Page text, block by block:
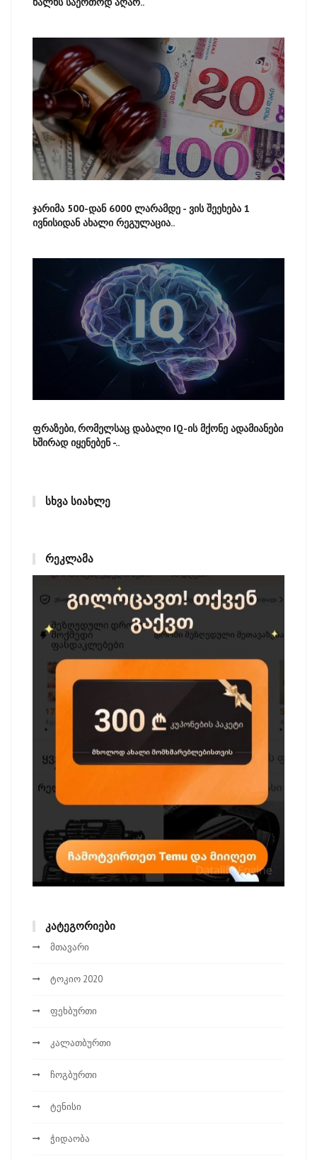
ჯარიმა 500-დან 6000 ლარამდე - ვის შეეხება 1
ივნისიდან ახალი რეგულაცია..
ფრაზები, რომელსაც დაბალი IQ-ის მქონე ადამიანები
ხშირად იყენებენ -..
ᲡᲮᲕᲐ ᲡᲘᲐᲮᲚᲔ
ᲠᲔᲙᲚᲐᲛᲐ
ᲙᲐᲢᲔᲒᲝᲠᲘᲔᲑᲘ
მთავარი
ტოკიო 2020
ფეხბურთი
კალათბურთი
ჩოგბურთი
ტენისი
ჭიდაობა